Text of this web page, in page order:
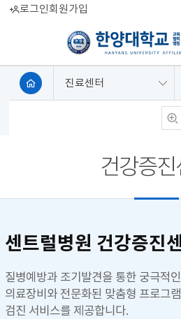
로그인회원가입
진료센터
건강증진
센트럴병원 건강증진
질병예방과 조기발견을 통한 궁극적
의료장비와 전문화된 맞춤형 프로그
검진 서비스를 제공합니다.